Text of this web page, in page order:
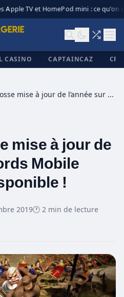
Apple TV et HomePod mini : ce qu’on
CASINO CAPTAINCAZ
La plus grosse mise à jour de l’année sur Lords Mobile désormais disponible !
mise à jour de
Mobile
!
2019🕐 2 min de lecture